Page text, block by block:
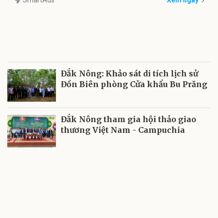
Đắk Nông: Khảo sát di tích lịch sử
Đồn Biên phòng Cửa khẩu Bu Prăng
Đắk Nông tham gia hội thảo giao
thương Việt Nam - Campuchia